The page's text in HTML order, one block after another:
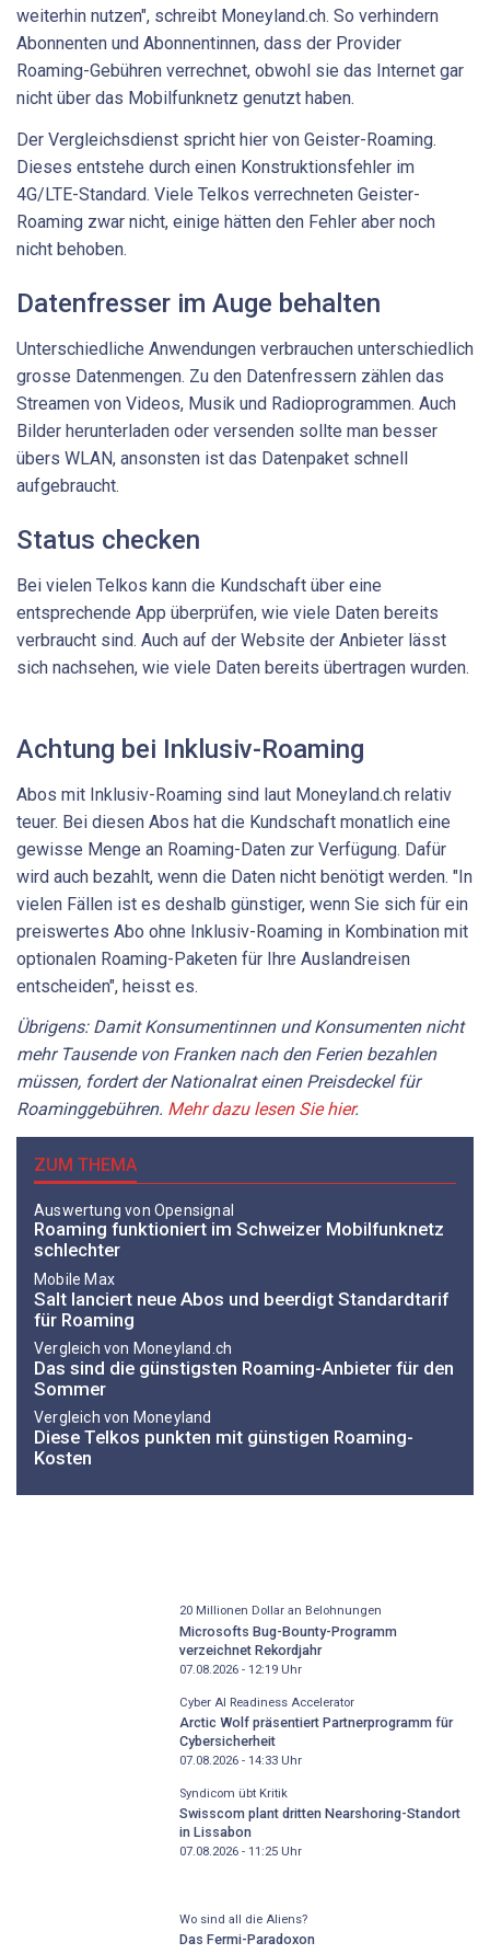
weiterhin nutzen", schreibt Moneyland.ch. So verhindern
Abonnenten und Abonnentinnen, dass der Provider
Roaming-Gebühren verrechnet, obwohl sie das Internet gar
nicht über das Mobilfunknetz genutzt haben.
Der Vergleichsdienst spricht hier von Geister-Roaming.
Dieses entstehe durch einen Konstruktionsfehler im
4G/LTE-Standard. Viele Telkos verrechneten Geister-
Roaming zwar nicht, einige hätten den Fehler aber noch
nicht behoben.
Datenfresser im Auge behalten
Unterschiedliche Anwendungen verbrauchen unterschiedlich
grosse Datenmengen. Zu den Datenfressern zählen das
Streamen von Videos, Musik und Radioprogrammen. Auch
Bilder herunterladen oder versenden sollte man besser
übers WLAN, ansonsten ist das Datenpaket schnell
aufgebraucht.
Status checken
Bei vielen Telkos kann die Kundschaft über eine
entsprechende App überprüfen, wie viele Daten bereits
verbraucht sind. Auch auf der Website der Anbieter lässt
sich nachsehen, wie viele Daten bereits übertragen wurden.
Achtung bei Inklusiv-Roaming
Abos mit Inklusiv-Roaming sind laut Moneyland.ch relativ
teuer. Bei diesen Abos hat die Kundschaft monatlich eine
gewisse Menge an Roaming-Daten zur Verfügung. Dafür
wird auch bezahlt, wenn die Daten nicht benötigt werden. "In
vielen Fällen ist es deshalb günstiger, wenn Sie sich für ein
preiswertes Abo ohne Inklusiv-Roaming in Kombination mit
optionalen Roaming-Paketen für Ihre Auslandreisen
entscheiden", heisst es.
Übrigens: Damit Konsumentinnen und Konsumenten nicht
mehr Tausende von Franken nach den Ferien bezahlen
müssen, fordert der Nationalrat einen Preisdeckel für
Roaminggebühren. Mehr dazu lesen Sie hier.
ZUM THEMA
Auswertung von Opensignal
Roaming funktioniert im Schweizer Mobilfunknetz
schlechter
Mobile Max
Salt lanciert neue Abos und beerdigt Standardtarif
für Roaming
Vergleich von Moneyland.ch
Das sind die günstigsten Roaming-Anbieter für den
Sommer
Vergleich von Moneyland
Diese Telkos punkten mit günstigen Roaming-
Kosten
20 Millionen Dollar an Belohnungen
Microsofts Bug-Bounty-Programm
verzeichnet Rekordjahr
07.08.2026 - 12:19Uhr
Cyber AI Readiness Accelerator
Arctic Wolf präsentiert Partnerprogramm für
Cybersicherheit
07.08.2026 - 14:33Uhr
Syndicom übt Kritik
Swisscom plant dritten Nearshoring-Standort
in Lissabon
07.08.2026 - 11:25Uhr
Wo sind all die Aliens?
Das Fermi-Paradoxon